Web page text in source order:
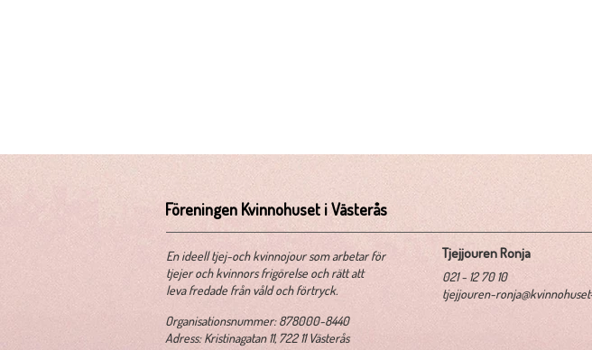
Föreningen Kvinnohuset i Västerås
​En ideell tjej-och kvinnojour som arbetar för
tjejer och kvinnors frigörelse och rätt att
leva fredade från våld och förtryck.
Tjejjouren Ronja
021 - 12 70 10
tjejjouren-
​Organisationsnummer: 878000-8440
Adress: Kristinagatan 11, 722 11 Västerås